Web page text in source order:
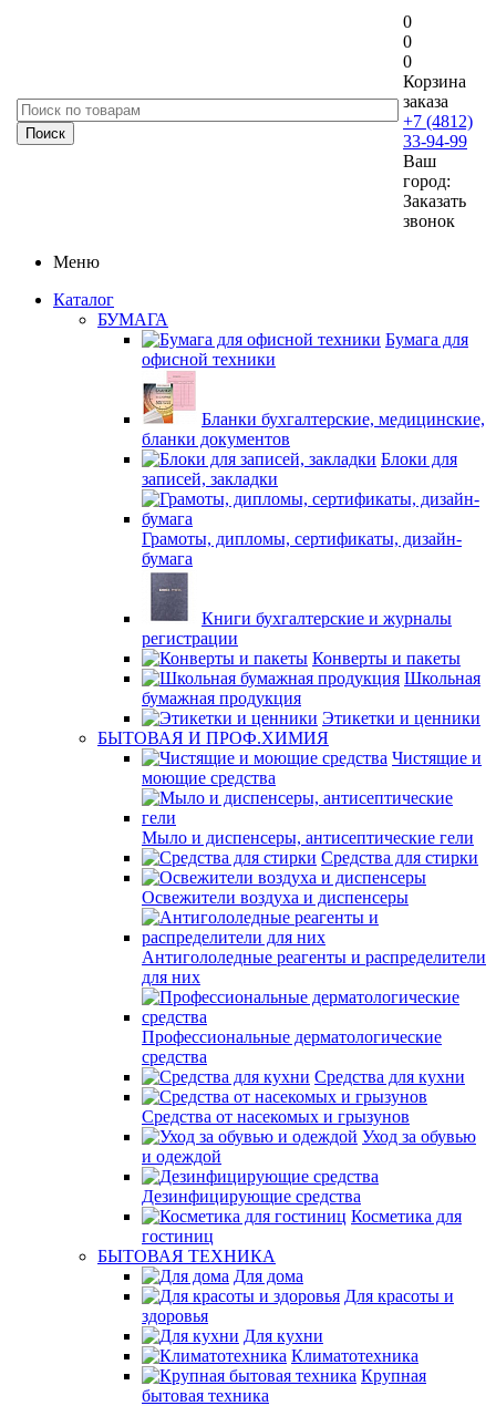
0
0
0
Корзина
заказа
+7 (4812)
33-94-99
Ваш
город:
Заказать
звонок
Меню
Каталог
БУМАГА
Бумага для
офисной техники
Бланки бухгалтерские, медицинские,
бланки документов
Блоки для
записей, закладки
Грамоты, дипломы, сертификаты, дизайн-
бумага
Книги бухгалтерские и журналы
регистрации
Конверты и пакеты
Школьная
бумажная продукция
Этикетки и ценники
БЫТОВАЯ И ПРОФ.ХИМИЯ
Чистящие и
моющие средства
Мыло и диспенсеры, антисептические гели
Средства для стирки
Освежители воздуха и диспенсеры
Антигололедные реагенты и распределители
для них
Профессиональные дерматологические
средства
Средства для кухни
Средства от насекомых и грызунов
Уход за обувью
и одеждой
Дезинфицирующие средства
Косметика для
гостиниц
БЫТОВАЯ ТЕХНИКА
Для дома
Для красоты и
здоровья
Для кухни
Климатотехника
Крупная
бытовая техника